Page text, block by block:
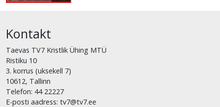
Kontakt
Taevas TV7 Kristlik Ühing MTÜ
Ristiku 10
3. korrus (uksekell 7)
10612, Tallinn
Telefon: 44 22227
E-posti aadress: tv7@tv7.ee